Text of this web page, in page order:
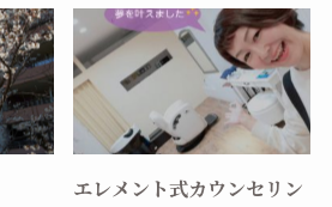
エレメント式カウンセリン